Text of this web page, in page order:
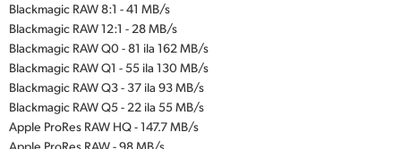
Blackmagic RAW 8:1 - 41 MB/s
Blackmagic RAW 12:1 - 28 MB/s
Blackmagic RAW Q0 - 81 ila 162 MB/s
Blackmagic RAW Q1 - 55 ila 130 MB/s
Blackmagic RAW Q3 - 37 ila 93 MB/s
Blackmagic RAW Q5 - 22 ila 55 MB/s
Apple ProRes RAW HQ - 147.7 MB/s